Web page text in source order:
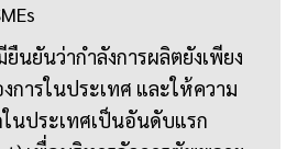
นยันว่ากำลังการผลิตยังเพียง
การในประเทศ และให้ความ
นประเทศเป็นอันดับแรก